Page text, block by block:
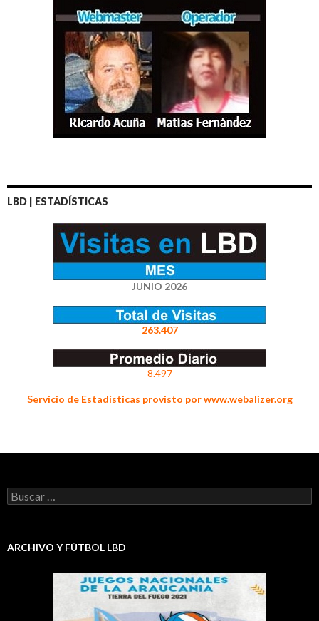
LBD | ESTADÍSTICAS
JUNIO 2026
263.407
8.497
Servicio de Estadísticas provisto por www.webalizer.org
Buscar:
ARCHIVO Y FÚTBOL LBD